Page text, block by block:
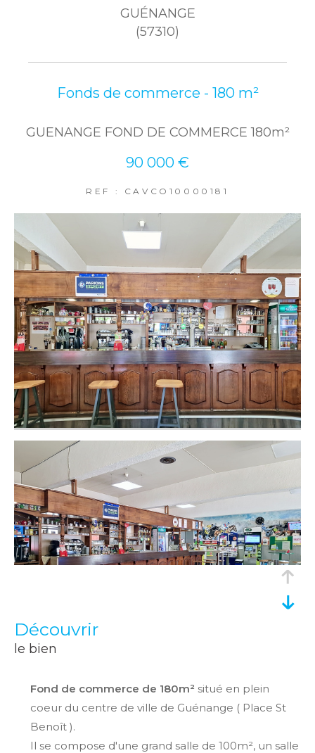
GUÉNANGE
(57310)
Fonds de commerce - 180 m²
GUENANGE FOND DE COMMERCE 180m²
90 000 €
REF : CAVCO10000181
découvrir
le bien
Fond de commerce de 180m² situé en plein
coeur du centre de ville de Guénange ( Place St
Benoît ).
Il se compose d'une grand salle de 100m², un salle